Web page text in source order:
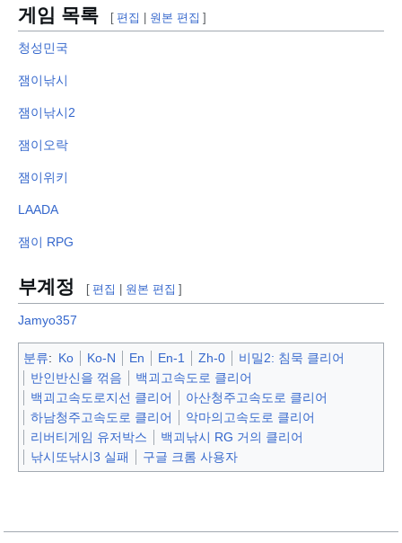
게임 목록 [ 편집 원본 편집 ]
청성민국
잼이낚시
잼이낚시2
잼이오락
잼이위키
LAADA
잼이 RPG
부계정 [ 편집 원본 편집 ]
Jamyo357
분류: Ko Ko-N En En-1 Zh-0
비밀2: 침묵 클리어
반인반신을 꺾음
백괴고속도로 클리어
백괴고속도로지선 클리어
아산청주고속도로 클리어
하남청주고속도로 클리어
악마의고속도로 클리어
리버티게임 유저박스
백괴낚시 RG 거의 클리어
낚시또낚시3 실패
구글 크롬 사용자